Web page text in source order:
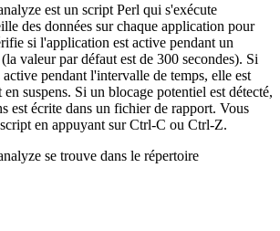
est un script Perl qui s'exécute
des données sur chaque application pour
si l'application est active pendant un
valeur par défaut est de 300 secondes). Si
pendant l'intervalle de temps, elle est
suspens. Si un blocage potentiel est détecté,
est écrite dans un fichier de rapport. Vous
en appuyant sur Ctrl-C ou Ctrl-Z.
se trouve dans le répertoire